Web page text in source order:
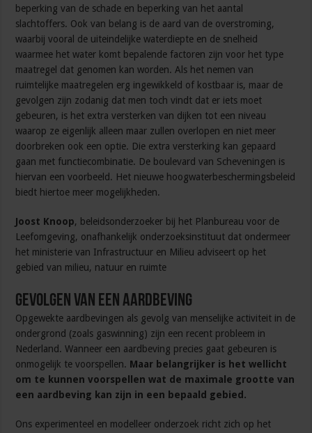
beperking van de schade en beperking van het aantal
slachtoffers. Ook van belang is de aard van de overstroming,
waarbij vooral de uiteindelijke waterdiepte en de snelheid
waarmee het water komt bepalende factoren zijn voor het type
maatregel dat genomen kan worden. Als het nemen van
ruimtelijke maatregelen erg ingewikkeld of kostbaar is, maar de
gevolgen zijn zodanig dat men toch vindt dat er iets moet
gebeuren, is het extra versterken van dijken tot een niveau
waarop ze eigenlijk alleen maar zullen overlopen en niet meer
doorbreken ook een optie. Die extra versterking kan gepaard
gaan met functiecombinatie. De boulevard van Scheveningen is
hiervan een voorbeeld. Het nieuwe hoogwaterbeschermingsbeleid
biedt hiertoe meer mogelijkheden.
Joost Knoop, beleidsonderzoeker bij het Planbureau voor de
Leefomgeving, onafhankelijk onderzoeksinstituut dat ondermeer
het ministerie van Infrastructuur en Milieu adviseert op het
gebied van milieu, natuur en ruimte
Gevolgen van een aardbeving
Opgewekte aardbevingen als gevolg van menselijke activiteit in de
ondergrond (zoals gaswinning) zijn een recent probleem in
Nederland. Wanneer een aardbeving precies gaat gebeuren is
onmogelijk te voorspellen. Maar belangrijker is het wellicht
om te kunnen voorspellen wat de maximale grootte van
een aardbeving kan zijn in een bepaald gebied.
Ons experimenteel en modelleer onderzoek richt zich op het